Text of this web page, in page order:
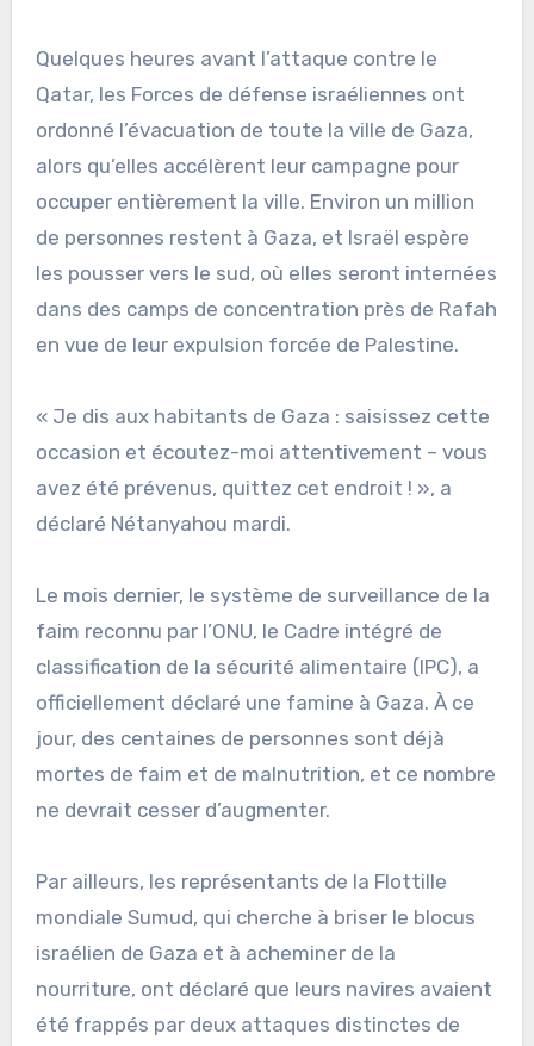
Quelques heures avant l’attaque contre le
Qatar, les Forces de défense israéliennes ont
ordonné l’évacuation de toute la ville de Gaza,
alors qu’elles accélèrent leur campagne pour
occuper entièrement la ville. Environ un million
de personnes restent à Gaza, et Israël espère
les pousser vers le sud, où elles seront internées
dans des camps de concentration près de Rafah
en vue de leur expulsion forcée de Palestine.
« Je dis aux habitants de Gaza : saisissez cette
occasion et écoutez-moi attentivement – vous
avez été prévenus, quittez cet endroit ! », a
déclaré Nétanyahou mardi.
Le mois dernier, le système de surveillance de la
faim reconnu par l’ONU, le Cadre intégré de
classification de la sécurité alimentaire (IPC), a
officiellement déclaré une famine à Gaza. À ce
jour, des centaines de personnes sont déjà
mortes de faim et de malnutrition, et ce nombre
ne devrait cesser d’augmenter.
Par ailleurs, les représentants de la Flottille
mondiale Sumud, qui cherche à briser le blocus
israélien de Gaza et à acheminer de la
nourriture, ont déclaré que leurs navires avaient
été frappés par deux attaques distinctes de